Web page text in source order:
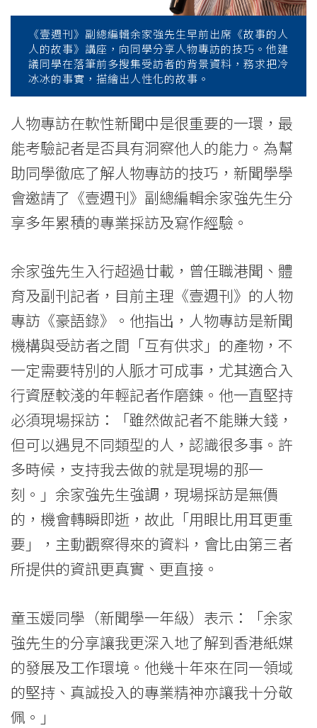
interview
College
News
College
of
International
Education
Hong
Kong
Baptist
University
《壹週刊》副總編輯余家強先生早前出席《故事的人
人的故事》講座，向同學分享人物專訪的技巧。他建
議同學在落筆前多搜集受訪者的背景資料，務求把冷
冰冰的事實，描繪出人性化的故事。
人物專訪在軟性新聞中是很重要的一環，最
能考驗記者是否具有洞察他人的能力。為幫
助同學徹底了解人物專訪的技巧，新聞學學
會邀請了《壹週刊》副總編輯余家強先生分
享多年累積的專業採訪及寫作經驗。
余家強先生入行超過廿載，曾任職港聞、體
育及副刊記者，目前主理《壹週刊》的人物
專訪《豪語錄》。他指出，人物專訪是新聞
機構與受訪者之間「互有供求」的產物，不
一定需要特別的人脈才可成事，尤其適合入
行資歷較淺的年輕記者作磨鍊。他一直堅持
必須現場採訪：「雖然做記者不能賺大錢，
但可以遇見不同類型的人，認識很多事。許
多時候，支持我去做的就是現場的那一
刻。」余家強先生強調，現場採訪是無價
的，機會轉瞬即逝，故此「用眼比用耳更重
要」，主動觀察得來的資料，會比由第三者
所提供的資訊更真實、更直接。
童玉媛同學（新聞學一年級）表示：「余家
強先生的分享讓我更深入地了解到香港紙媒
的發展及工作環境。他幾十年來在同一領域
的堅持、真誠投入的專業精神亦讓我十分敬
佩。」